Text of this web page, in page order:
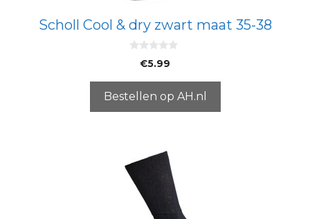
Scholl Cool & dry zwart maat 35-38
5
€5.99
Bestellen op AH.nl